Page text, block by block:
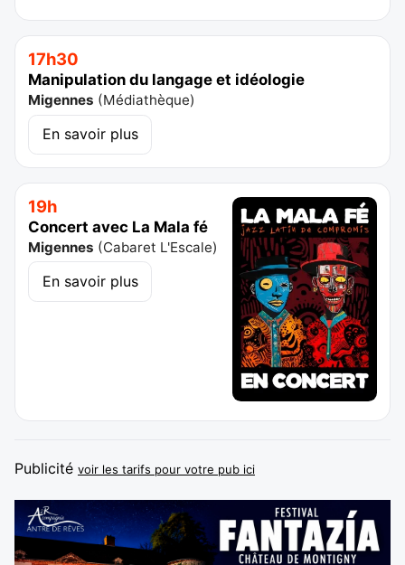
17h30
Manipulation du langage et idéologie
Migennes (Médiathèque)
En savoir plus
19h
Concert avec La Mala fé
Migennes (Cabaret L'Escale)
En savoir plus
Publicité voir les tarifs pour votre pub ici